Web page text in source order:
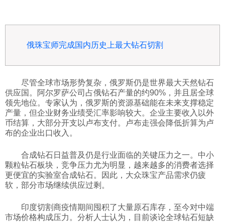
俄珠宝师完成国内历史上最大钻石切割
尽管全球市场形势复杂，俄罗斯仍是世界最大天然钻石
供应国。阿尔罗萨公司占俄钻石产量的约90%，并且居全球
领先地位。专家认为，俄罗斯的资源基础能在未来支撑稳定
产量，但企业财务业绩受汇率影响较大。企业主要收入以外
币结算，大部分开支以卢布支付。卢布走强会降低折算为卢
布的企业出口收入。
合成钻石日益普及仍是行业面临的关键压力之一。中小
颗粒钻石板块，竞争压力尤为明显，越来越多的消费者选择
更便宜的实验室合成钻石。因此，大众珠宝产品需求仍疲
软，部分市场继续供应过剩。
印度切割商疫情期间囤积了大量原石库存，至今对中端
市场价格构成压力。分析人士认为，目前谈论全球钻石短缺